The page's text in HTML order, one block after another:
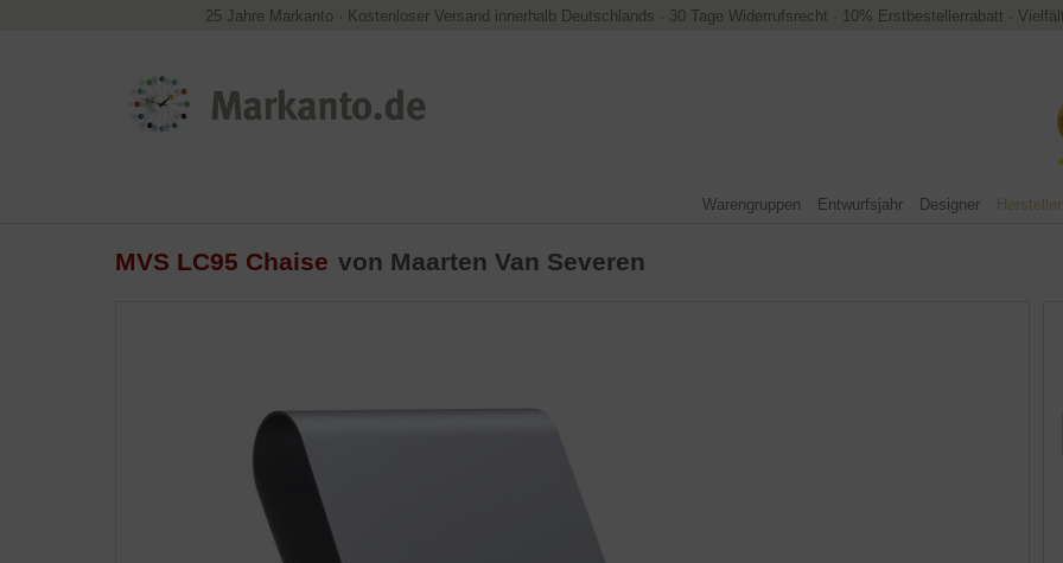
25 Jahre Markanto · Kostenloser Versand innerhalb Deutschlands · 30 Tage Widerrufsrecht · 10% Erstbestellerrabatt ·
Warengruppen Entwurfsjahr Designer Hersteller
MVS LC95 Chaise von Maarten Van Severen